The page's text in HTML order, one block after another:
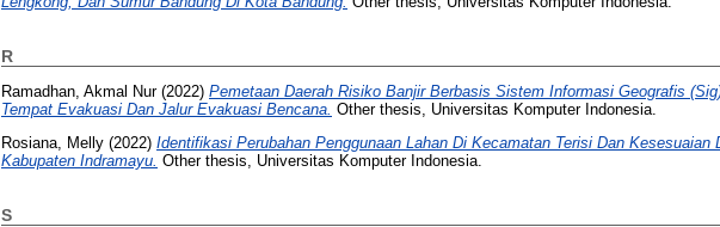
R
Ramadhan, Akmal Nur(2022) Pemetaan Daerah Risiko Banjir Berbasis Sistem Informasi Geografis
Tempat Evakuasi Dan Jalur Evakuasi Bencana. Other thesis, Universitas Komputer Indonesia.
Rosiana, Melly (2022) Identifikasi Perubahan Penggunaan Lahan Di Kecamatan Terisi Dan Kesesuaian
Kabupaten Indramayu. Other thesis, Universitas Komputer Indonesia.
S